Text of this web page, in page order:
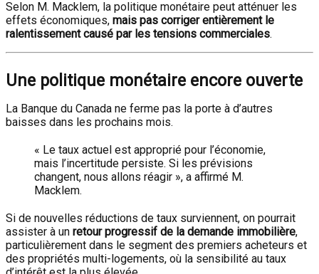
Selon M. Macklem, la politique monétaire peut atténuer les
effets économiques, mais pas corriger entièrement le
ralentissement causé par les tensions commerciales.
Une politique monétaire encore ouverte
La Banque du Canada ne ferme pas la porte à d’autres
baisses dans les prochains mois.
« Le taux actuel est approprié pour l’économie,
mais l’incertitude persiste. Si les prévisions
changent, nous allons réagir », a affirmé M.
Macklem.
Si de nouvelles réductions de taux surviennent, on pourrait
assister à un retour progressif de la demande immobilière,
particulièrement dans le segment des premiers acheteurs et
des propriétés multi-logements, où la sensibilité au taux